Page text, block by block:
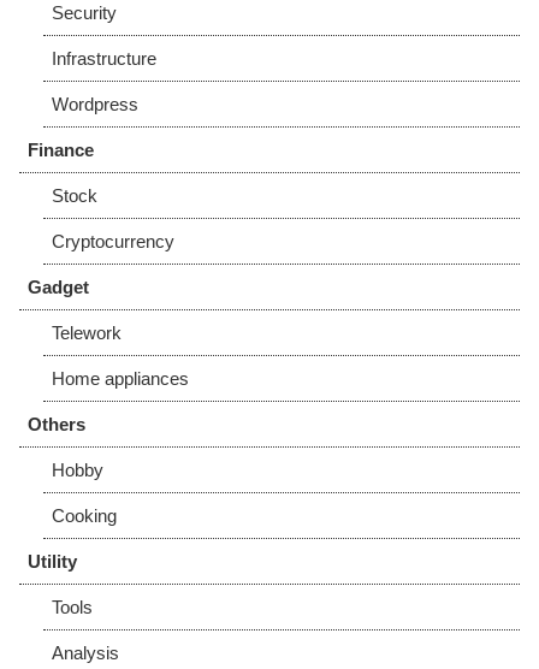
Security
Infrastructure
Wordpress
Finance
Stock
Cryptocurrency
Gadget
Telework
Home appliances
Others
Hobby
Cooking
Utility
Tools
Analysis